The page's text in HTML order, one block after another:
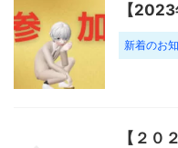
【
新着のお
【２０